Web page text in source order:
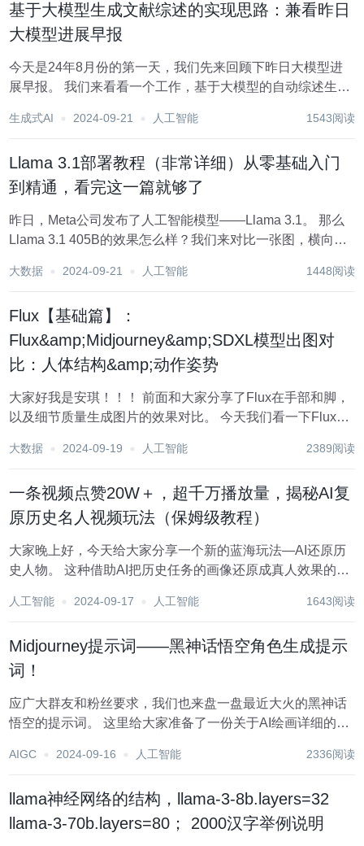
基于大模型生成文献综述的实现思路：兼看昨日
大模型进展早报
今天是24年8月份的第一天，我们先来回顾下昨日大模型进
展早报。 我们来看看一个工作，基于大模型的自动综述生
Language Models：(https...
生成式AI 2024-09-21 人工智能 1543阅读
Llama 3.1部署教程（非常详细）从零基础入门
到精通，看完这一篇就够了
昨日，Meta公司发布了人工智能模型——Llama 3.1。 那么
Llama 3.1 405B的效果怎么样？我们来对比一张图，横向对
表现可以与GPT-4等顶级的模型相差无几。...
大数据 2024-09-21 人工智能 1448阅读
Flux【基础篇】：
Flux&amp;Midjourney&amp;SDXL模型出图对
比：人体结构&amp;动作姿势
大家好我是安琪！！！ 前面和大家分享了Flux在手部和脚，
以及细节质量生成图片的效果对比。 今天我们看一下Flux在
Dev Midjourney V6.1 SD大模型：万享XL...
大数据 2024-09-19 人工智能 2389阅读
一条视频点赞20W＋，超千万播放量，揭秘AI复
原历史名人视频玩法（保姆级教程）
大家晚上好，今天给大家分享一个新的蓝海玩法—AI还原历
史人物。 这种借助AI把历史任务的画像还原成真人效果的视
数据 抖音上这条视频，有23.8万点赞，播放量千万级别。 红
人工智能 2024-09-17 人工智能 1643阅读
Midjourney提示词——黑神话悟空角色生成提示
词！
应广大群友和粉丝要求，我们也来盘一盘最近大火的黑神话
悟空的提示词。 这里给大家准备了一份关于AI绘画详细的资
body portrait of the Monkey Kin...
AIGC 2024-09-16 人工智能 2336阅读
llama神经网络的结构，llama-3-8b.layers=32
llama-3-70b.layers=80； 2000汉字举例说明